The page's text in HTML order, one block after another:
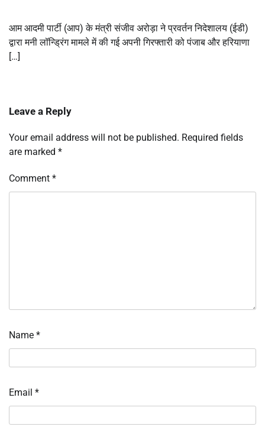
आम आदमी पार्टी (आप) के मंत्री संजीव अरोड़ा ने प्रवर्तन निदेशालय (ईडी)
द्वारा मनी लॉन्ड्रिंग मामले में की गई अपनी गिरफ्तारी को पंजाब और हरियाणा
[…]
Leave a Reply
Your email address will not be published. Required fields
are marked *
Comment *
Name *
Email *